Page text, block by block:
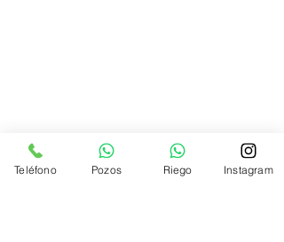
Teléfono Pozos Riego Instagram